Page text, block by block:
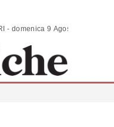
ANALISI | COMMENTI | SCENARI - domenica 9 Agosto 2026